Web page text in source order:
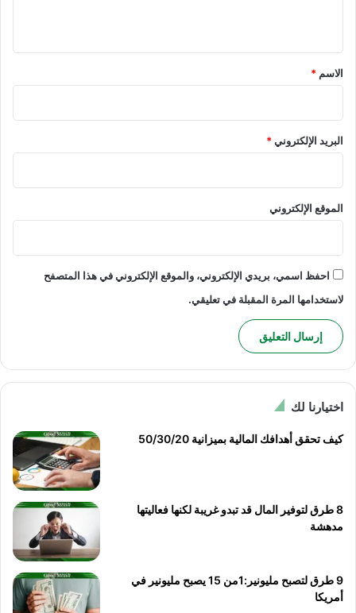
*
الاسم *
البريد الإلكتروني*
الموقع الإلكتروني
احفظ اسمي، بريدي الإلكتروني، والموقع الإلكتروني في هذا المتصفح
لاستخدامها المرة المقبلة في تعليقي.
اختيارنا لك
كيف تحقق أهدافك المالية بميزانية 50/30/20
8 طرق لتوفير المال قد تبدو غريبة لكنها فعاليتها
مدهشة
9 طرق لتصبح مليونير:1من 15 يصبح مليونير في
أمريكا